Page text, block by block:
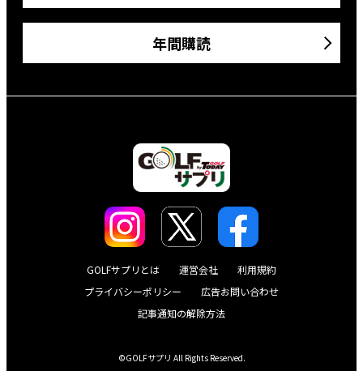
年間購読
GOLFサプリとは 運営会社
利用規約
プライバシーポリシー
広告お問い合わせ
記事通知の解除方法
©GOLFサプリ All Rights Reserved.